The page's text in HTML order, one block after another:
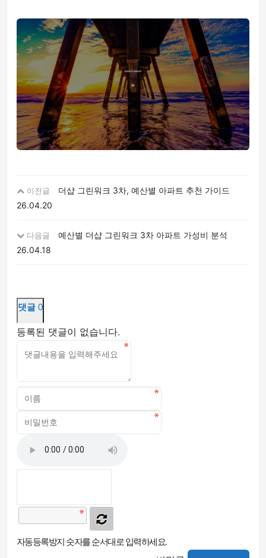
이전글
더샵 그린워크 3차, 예산별 아파트 추천 가이드
26.04.20
다음글
예산별 더샵 그린워크 3차 아파트 가성비 분석
26.04.18
댓글 0
등록된 댓글이 없습니다.
자동등록방지 숫자를 순서대로 입력하세요.